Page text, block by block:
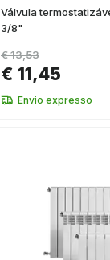
Válvula
3/8"
€ 11,45
€ 13,53
Envio expresso